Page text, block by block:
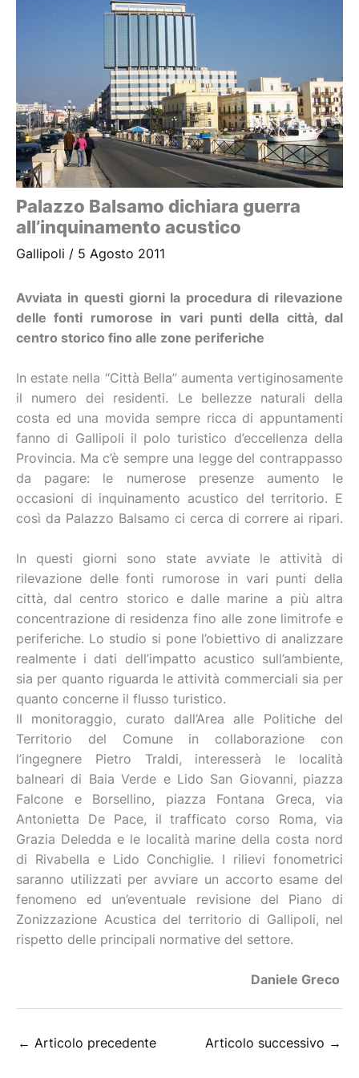
Palazzo Balsamo dichiara guerra
all’inquinamento acustico
Gallipoli / 5 Agosto 2011
Avviata in questi giorni la procedura di rilevazione
delle fonti rumorose in vari punti della città, dal
centro storico fino alle zone periferiche
In estate nella “Città Bella” aumenta vertiginosamente
il numero dei residenti. Le bellezze naturali della
costa ed una movida sempre ricca di appuntamenti
fanno di Gallipoli il polo turistico d’eccellenza della
Provincia. Ma c’è sempre una legge del contrappasso
da pagare: le numerose presenze aumento le
occasioni di inquinamento acustico del territorio. E
così da Palazzo Balsamo ci cerca di correre ai ripari.
In questi giorni sono state avviate le attività di
rilevazione delle fonti rumorose in vari punti della
città, dal centro storico e dalle marine a più altra
concentrazione di residenza fino alle zone limitrofe e
periferiche. Lo studio si pone l’obiettivo di analizzare
realmente i dati dell’impatto acustico sull’ambiente,
sia per quanto riguarda le attività commerciali sia per
quanto concerne il flusso turistico.
Il monitoraggio, curato dall’Area alle Politiche del
Territorio del Comune in collaborazione con
l’ingegnere Pietro Traldi, interesserà le località
balneari di Baia Verde e Lido San Giovanni, piazza
Falcone e Borsellino, piazza Fontana Greca, via
Antonietta De Pace, il trafficato corso Roma, via
Grazia Deledda e le località marine della costa nord
di Rivabella e Lido Conchiglie. I rilievi fonometrici
saranno utilizzati per avviare un accorto esame del
fenomeno ed un’eventuale revisione del Piano di
Zonizzazione Acustica del territorio di Gallipoli, nel
rispetto delle principali normative del settore.
Daniele Greco
← Articolo precedente Articolo successivo →